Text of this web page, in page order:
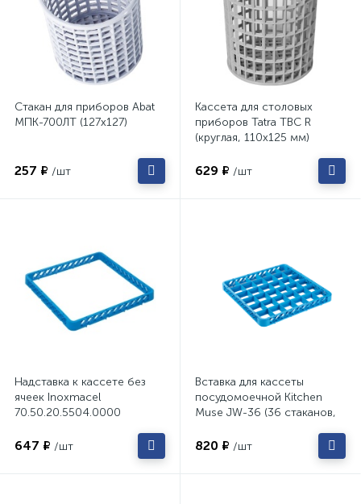
Стакан для приборов Abat
МПК-700ЛТ (127x127)
257 ₽ /шт
Кассета для столовых
приборов Tatra TBC R
(круглая, 110х125 мм)
629 ₽ /шт
Надставка к кассете без
ячеек Inoxmacel
70.50.20.5504.0000
647 ₽ /шт
Вставка для кассеты
посудомоечной Kitchen
Muse JW-36 (36 стаканов,
820 ₽ /шт